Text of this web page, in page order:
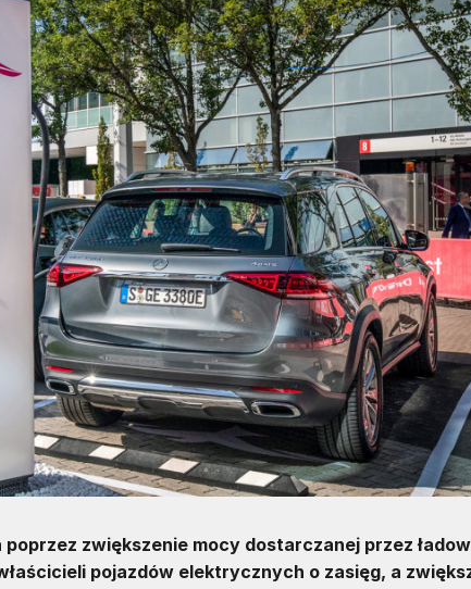
zwiększenie mocy dostarczanej przez
pojazdów elektrycznych o zasięg, a